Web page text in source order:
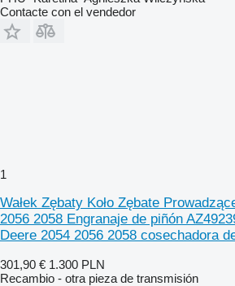
Contacte con el vendedor
1
Wałek Zębaty Koło Zębate
2056 2058 Engranaje de piñón
Deere 2054 2056 2058 cosechadora
301,90 € 1.300 PLN
Recambio - otra pieza de transmisión